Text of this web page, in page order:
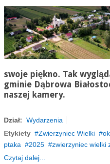
swoje piękno. Tak
gminie Dąbrowa
naszej kamery.
Dział: Wydarzenia
Etykiety
Zwierzyniec Wielki
ptaka
2025 zwierzyniec wielki
Czytaj dalej...